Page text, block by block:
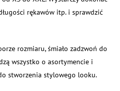
rękawów itp. i sprawdzić
rozmiaru, śmiało zadzwoń do
wszystko o asortymencie i
stworzenia stylowego looku.